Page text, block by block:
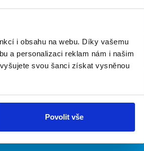
i obsahu na webu. Díky vašemu
a personalizaci reklam nám i našim
svou šanci získat vysněnou
Povolit vše